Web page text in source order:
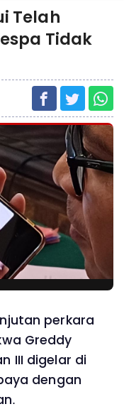
Telah
Tidak
perkara
Greddy
III digelar di
dengan